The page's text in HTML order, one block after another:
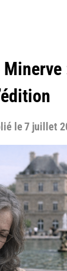
le7 juillet